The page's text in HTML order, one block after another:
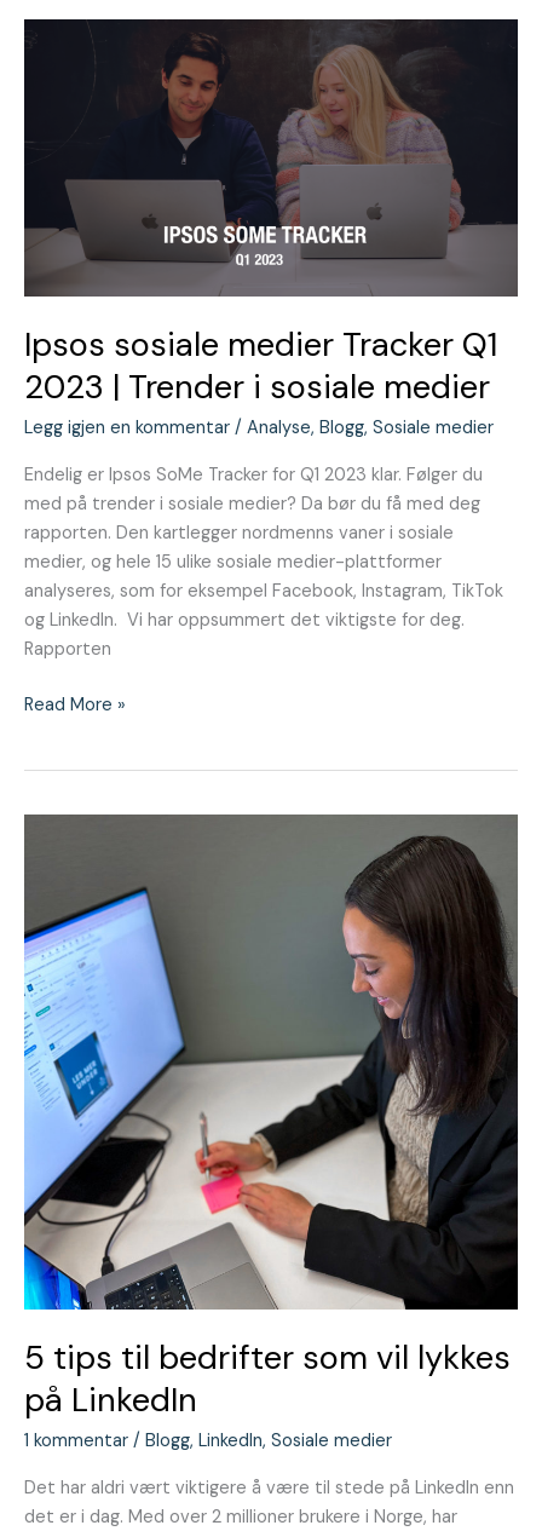
Ipsos sosiale medier Tracker Q1
2023 | Trender i sosiale medier
Legg igjen en kommentar / Analyse, Blogg, Sosiale medier
Endelig er Ipsos SoMe Tracker for Q1 2023 klar. Følger du
med på trender i sosiale medier? Da bør du få med deg
rapporten. Den kartlegger nordmenns vaner i sosiale
medier, og hele 15 ulike sosiale medier-plattformer
analyseres, som for eksempel Facebook, Instagram, TikTok
og LinkedIn. Vi har oppsummert det viktigste for deg.
Rapporten
Ipsos
Q1
2023
Trender
sosiale
Read More »
5 tips til bedrifter som vil lykkes
på LinkedIn
1 kommentar / Blogg, LinkedIn, Sosiale medier
Det har aldri vært viktigere å være til stede på LinkedIn enn
det er i dag. Med over 2 millioner brukere i Norge, har
bedrifter
som
vil
lykkes
på
LinkedIn